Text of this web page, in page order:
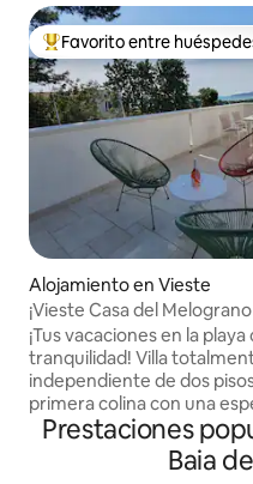
Favorito entre los
Favorito entre
Alojamiento en Vieste
¡Vieste Casa del
espectaculares vistas al
¡Tus vacaciones en la
tranquilidad! Villa
independiente de dos
primera colina con una
vista al mar. A menos de 1
y a 1,5 km del mar.
amueblado y equipado
Prestaciones
Baia